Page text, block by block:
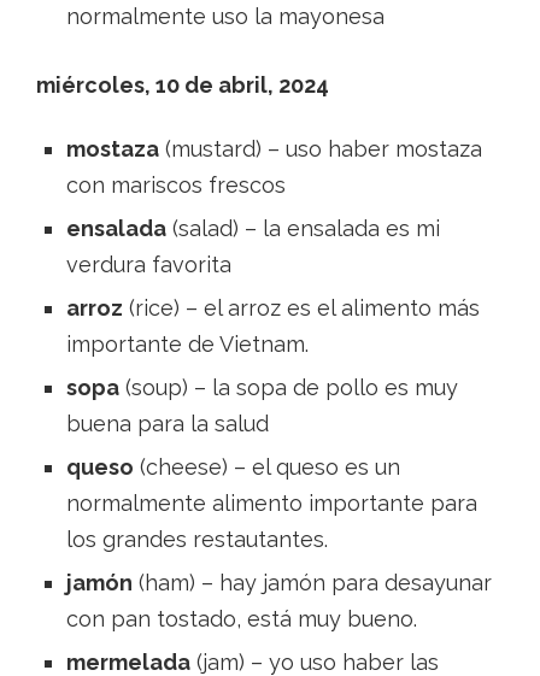
normalmente uso la mayonesa
miércoles, 10 de abril, 2024
mostaza (mustard) – uso haber mostaza
con mariscos frescos
ensalada (salad) – la ensalada es mi
verdura favorita
arroz (rice) – el arroz es el alimento más
importante de Vietnam.
sopa (soup) – la sopa de pollo es muy
buena para la salud
queso (cheese) – el queso es un
normalmente alimento importante para
los grandes restautantes.
jamón (ham) – hay jamón para desayunar
con pan tostado, está muy bueno.
mermelada (jam) – yo uso haber las